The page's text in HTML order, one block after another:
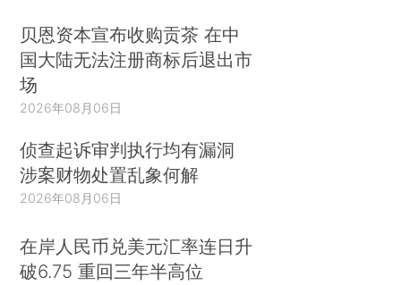
贝恩资本宣布收购贡茶 在中
国大陆无法注册商标后退出市
场
2026年08月06日
侦查起诉审判执行均有漏洞
涉案财物处置乱象何解
2026年08月06日
在岸人民币兑美元汇率连日升
破6.75 重回三年半高位